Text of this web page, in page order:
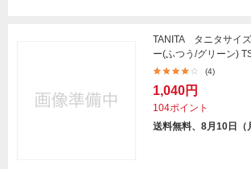
TANITA タニタサイ
ー(ふつう/グリーン)
(4)
1,040円
104ポイント
送料無料、8月10日（